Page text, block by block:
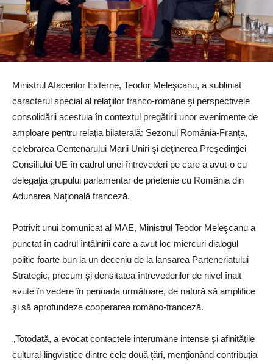
Ministrul Afacerilor Externe, Teodor Meleşcanu, a subliniat
caracterul special al relaţiilor franco-române şi perspectivele
consolidării acestuia în contextul pregătirii unor evenimente de
amploare pentru relaţia bilaterală: Sezonul România-Franţa,
celebrarea Centenarului Marii Uniri şi deţinerea Preşedinţiei
Consiliului UE în cadrul unei întrevederi pe care a avut-o cu
delegaţia grupului parlamentar de prietenie cu România din
Adunarea Naţională franceză.
Potrivit unui comunicat al MAE, Ministrul Teodor Meleşcanu a
punctat în cadrul întâlnirii care a avut loc miercuri dialogul
politic foarte bun la un deceniu de la lansarea Parteneriatului
Strategic, precum şi densitatea întrevederilor de nivel înalt
avute în vedere în perioada următoare, de natură să amplifice
şi să aprofundeze cooperarea româno-franceză.
„Totodată, a evocat contactele interumane intense şi afinităţile
cultural-lingvistice dintre cele două ţări, menţionând contribuţia